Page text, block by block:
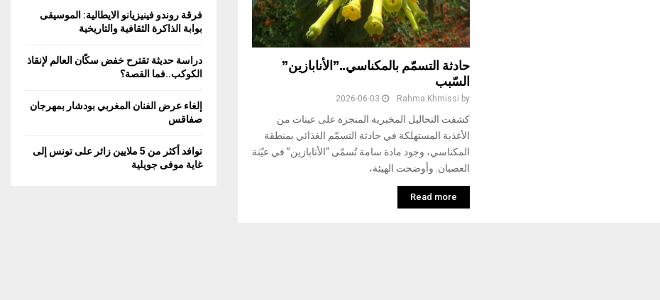
حادثة التسمّم بالمكناسي..”الأنابازين”
السّبب
by
Rahma Khmissi
2026-06-03
كشفت التحاليل المخبرية المنجزة على عينات من
الأغذية المستهلكة في حادثة التسمّم الغذائي بمنطقة
المكناسي، وجود مادة سامة تُسمّى “الأنابازين” في عيّنة
العصبان. وأوضحت الهيئة،
Read more
فرقة روندو فينيزيانو الايطالية: الموسيقى
بوابة الذاكرة الثقافية والتاريخية
دراسة حديثة تقترح خفض سكّان العالم لإنقاذ
الكوكب..فما القصة؟
إلغاء عرض الفنان المغربي بودشار بمهرجان
صفاقس
توافد أكثر من 5 ملايين زائر على تونس إلى
غاية موفى جويلية